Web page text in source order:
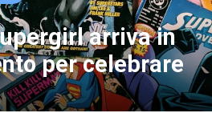
arriva in
per celebrare